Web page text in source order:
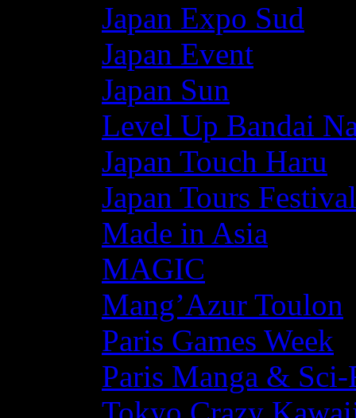
Japan Expo Sud
Japan Event
Japan Sun
Level Up Bandai
Japan Touch Haru
Japan Tours Festival
Made in Asia
MAGIC
Mang’Azur Toulon
Paris Games Week
Paris Manga &